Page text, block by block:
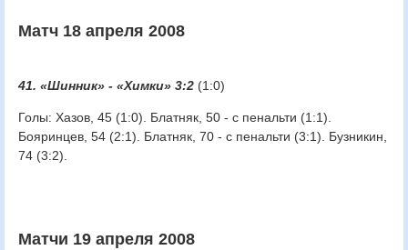
Матч 18 апреля 2008
41. «Шинник» - «Химки» 3:2 (1:0)
Голы: Хазов, 45 (1:0). Блатняк, 50 - с пенальти (1:1).
Бояринцев, 54 (2:1). Блатняк, 70 - с пенальти (3:1). Бузникин,
74 (3:2).
Матчи 19 апреля 2008